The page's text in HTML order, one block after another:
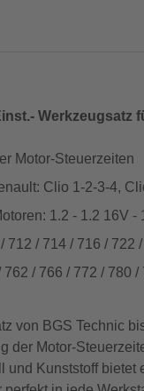
Werkzeugsatz
Motor-Steuerzeiten
Clio 1-2-3-4,
1.2 - 1.2 16V -
/ 714 / 716 / 722
/ 766 / 772 / 780
von BGS Technic
der Motor-
und Kunststoff